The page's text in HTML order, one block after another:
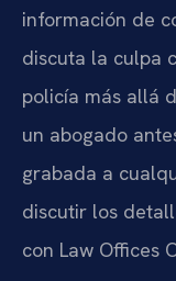
información de
discuta la culpa
policía más allá
un abogado
grabada a
discutir los
con Law Offices